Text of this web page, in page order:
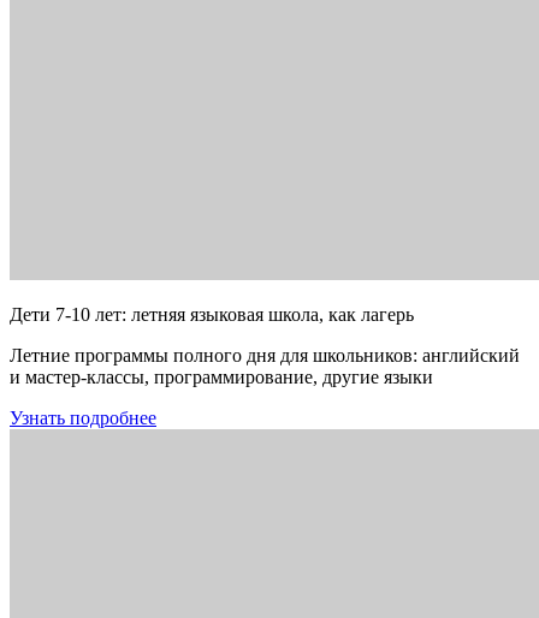
Дети 7-10 лет: летняя языковая школа, как лагерь
Летние программы полного дня для школьников: английский
и мастер-классы, программирование, другие языки
Узнать подробнее